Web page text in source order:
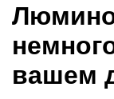
вашем